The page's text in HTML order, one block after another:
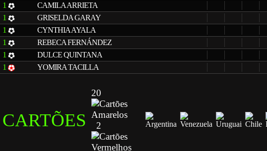
1 CAMILA ARRIETA
1 GRISELDA GARAY
1 CYNTHIA AYALA
1 REBECA FERNÁNDEZ
1 DULCE QUINTANA
1 YOMIRA TACILLA
CARTÕES
20
2